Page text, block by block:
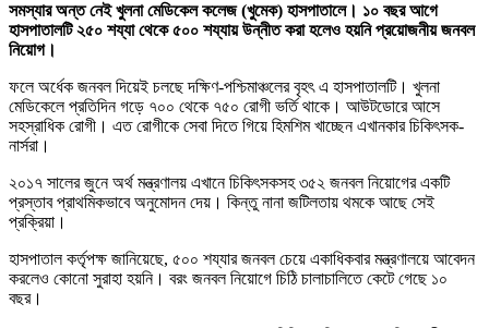
সমস্যার অন্ত নেই খুলনা মেডিকেল কলেজ (খুমেক) হাসপাতালে। ১০ বছর আগে
হাসপাতালটি ২৫০ শয্যা থেকে ৫০০ শয্যায় উন্নীত করা হলেও হয়নি প্রয়োজনীয় জনবল
নিয়োগ।
ফলে অর্ধেক জনবল দিয়েই চলছে দক্ষিণ-পশ্চিমাঞ্চলের বৃহৎ এ হাসপাতালটি। খুলনা
মেডিকেলে প্রতিদিন গড়ে ৭০০ থেকে ৭৫০ রোগী ভর্তি থাকে। আউটডোরে আসে
সহস্রাধিক রোগী। এত রোগীকে সেবা দিতে গিয়ে হিমশিম খাচ্ছেন এখানকার চিকিৎসক-
নার্সরা।
২০১৭ সালের জুনে অর্থ মন্ত্রণালয় এখানে চিকিৎসকসহ ৩৫২ জনবল নিয়োগের একটি
প্রস্তাব প্রাথমিকভাবে অনুমোদন দেয়। কিন্তু নানা জটিলতায় থমকে আছে সেই
প্রক্রিয়া।
হাসপাতাল কর্তৃপক্ষ জানিয়েছে, ৫০০ শয্যার জনবল চেয়ে একাধিকবার মন্ত্রণালয়ে আবেদন
করলেও কোনো সুরাহা হয়নি। বরং জনবল নিয়োগে চিঠি চালাচালিতে কেটে গেছে ১০
বছর।